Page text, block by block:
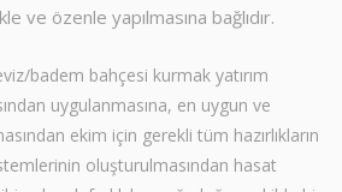
ve özenle yapılmasına bağlıdır.
badem bahçesi kurmak yatırım
uygulanmasına, en uygun ve
ekim için gerekli tüm hazırlıkların
oluşturulmasından hasat